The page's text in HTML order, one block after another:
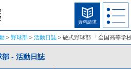
資料請求
野球部 活動日誌 硬式野球部 「全国高等学
部 - 活動日誌